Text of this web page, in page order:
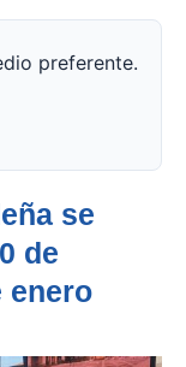
preferente.
se
de
enero